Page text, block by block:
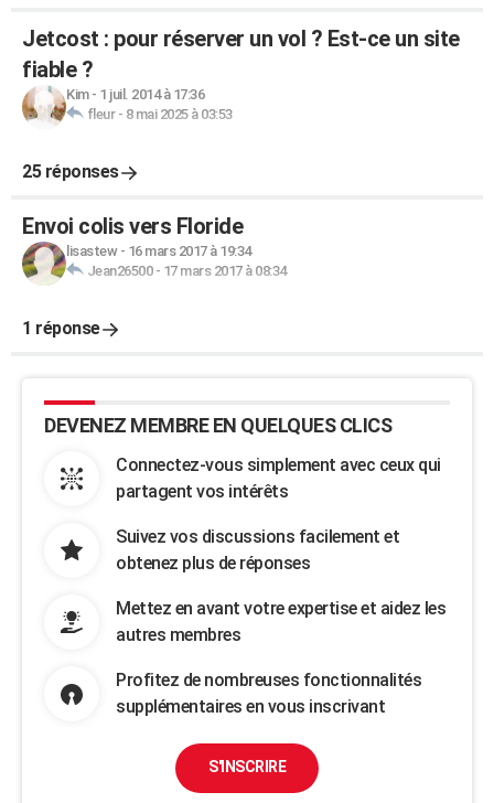
Jetcost : pour réserver un vol ? Est-ce un site
fiable ?
Kim- 1 juil. 2014 à 17:36
fleur- 8 mai 2025 à 03:53
25 réponses
Envoi colis vers Floride
lisastew- 16 mars 2017 à 19:34
Jean26500- 17 mars 2017 à 08:34
1 réponse
DEVENEZ MEMBRE EN QUELQUES CLICS
Connectez-vous simplement avec ceux qui
partagent vos intérêts
Suivez vos discussions facilement et
obtenez plus de réponses
Mettez en avant votre expertise et aidez les
autres membres
Profitez de nombreuses fonctionnalités
supplémentaires en vous inscrivant
S'INSCRIRE